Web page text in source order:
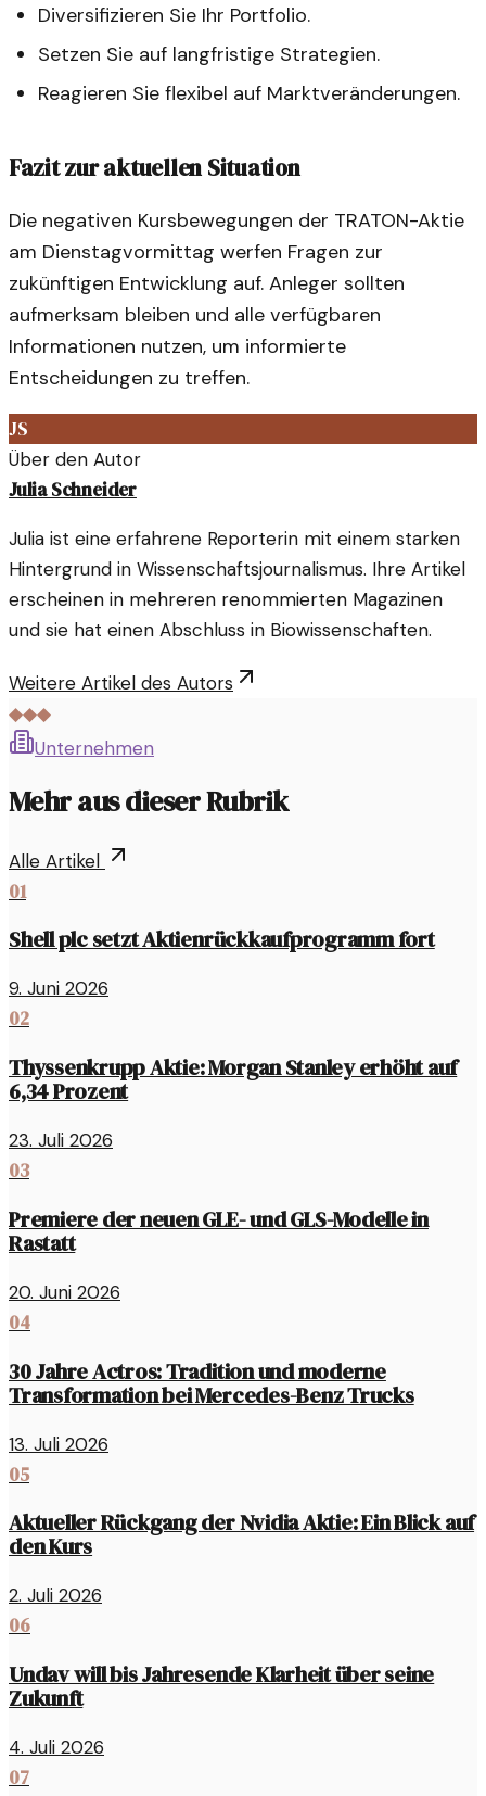
Diversifizieren Sie Ihr Portfolio.
Setzen Sie auf langfristige Strategien.
Reagieren Sie flexibel auf Marktveränderungen.
Fazit zur aktuellen Situation
Die negativen Kursbewegungen der TRATON-Aktie
am Dienstagvormittag werfen Fragen zur
zukünftigen Entwicklung auf. Anleger sollten
aufmerksam bleiben und alle verfügbaren
Informationen nutzen, um informierte
Entscheidungen zu treffen.
JS
Über den Autor
Julia Schneider
Julia ist eine erfahrene Reporterin mit einem starken
Hintergrund in Wissenschaftsjournalismus. Ihre Artikel
erscheinen in mehreren renommierten Magazinen
und sie hat einen Abschluss in Biowissenschaften.
Weitere Artikel des Autors
◆◆◆
Unternehmen
Mehr aus dieser Rubrik
Alle Artikel
01
Shell plc setzt Aktienrückkaufprogramm fort
9. Juni 2026
02
Thyssenkrupp Aktie: Morgan Stanley erhöht auf
6,34 Prozent
23. Juli 2026
03
Premiere der neuen GLE- und GLS-Modelle in
Rastatt
20. Juni 2026
04
30 Jahre Actros: Tradition und moderne
Transformation bei Mercedes-Benz Trucks
13. Juli 2026
05
Aktueller Rückgang der Nvidia Aktie: Ein Blick auf
den Kurs
2. Juli 2026
06
Undav will bis Jahresende Klarheit über seine
Zukunft
4. Juli 2026
07